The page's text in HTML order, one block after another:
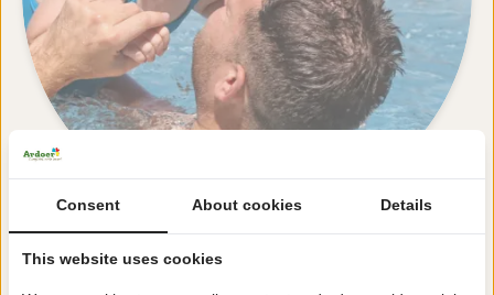
Alle Einrichtungen ansehen
Consent About cookies Details
This website uses cookies